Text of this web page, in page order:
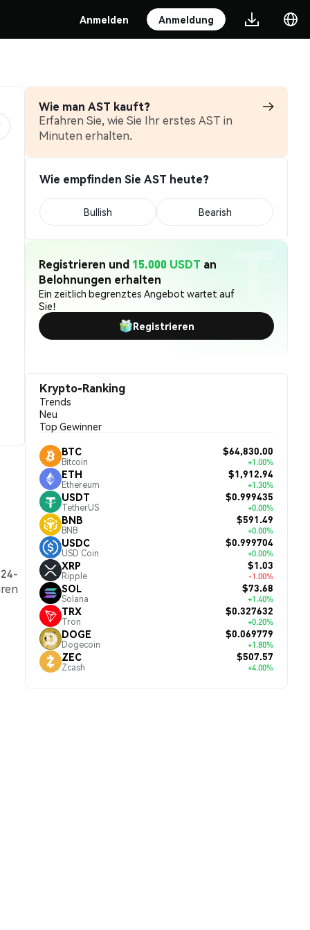
Anmelden Anmeldung
Wie man AST kauft?
Erfahren Sie, wie Sie Ihr erstes AST in
Minuten erhalten.
Wie empfinden Sie AST heute?
Bullish Bearish
Registrieren und 15.000 USDT an
Belohnungen erhalten
Ein zeitlich begrenztes Angebot wartet auf
Sie!
Registrieren
Krypto-Ranking
Trends
Neu
Top Gewinner
BTC
Bitcoin
$64,830.00
+1.00%
ETH
Ethereum
$1,912.94
+1.30%
USDT
TetherUS
$0.999435
+0.00%
BNB
BNB
$591.49
+0.00%
USDC
USD Coin
$0.999704
+0.00%
XRP
Ripple
$1.03
-1.00%
SOL
Solana
$73.68
+1.40%
TRX
Tron
$0.327632
+0.20%
DOGE
Dogecoin
$0.069779
+1.80%
ZEC
Zcash
$507.57
+4.00%